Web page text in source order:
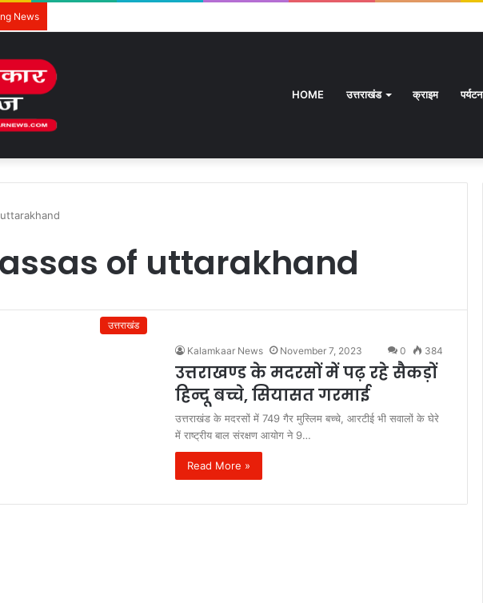
News
HOME उत्तराखंड क्राइम पर्यटन
of uttarakhand
उत्तराखंड
Kalamkaar News November 7, 2023 0 384
उत्तराखण्ड के मदरसों में पढ़ रहे सैकड़ों
हिन्दू बच्चे, सियासत गरमाई
उत्तराखंड के मदरसों में 749 गैर मुस्लिम बच्चे, आरटीई भी सवालों के घेरे
में राष्ट्रीय बाल संरक्षण आयोग ने 9…
Read More »